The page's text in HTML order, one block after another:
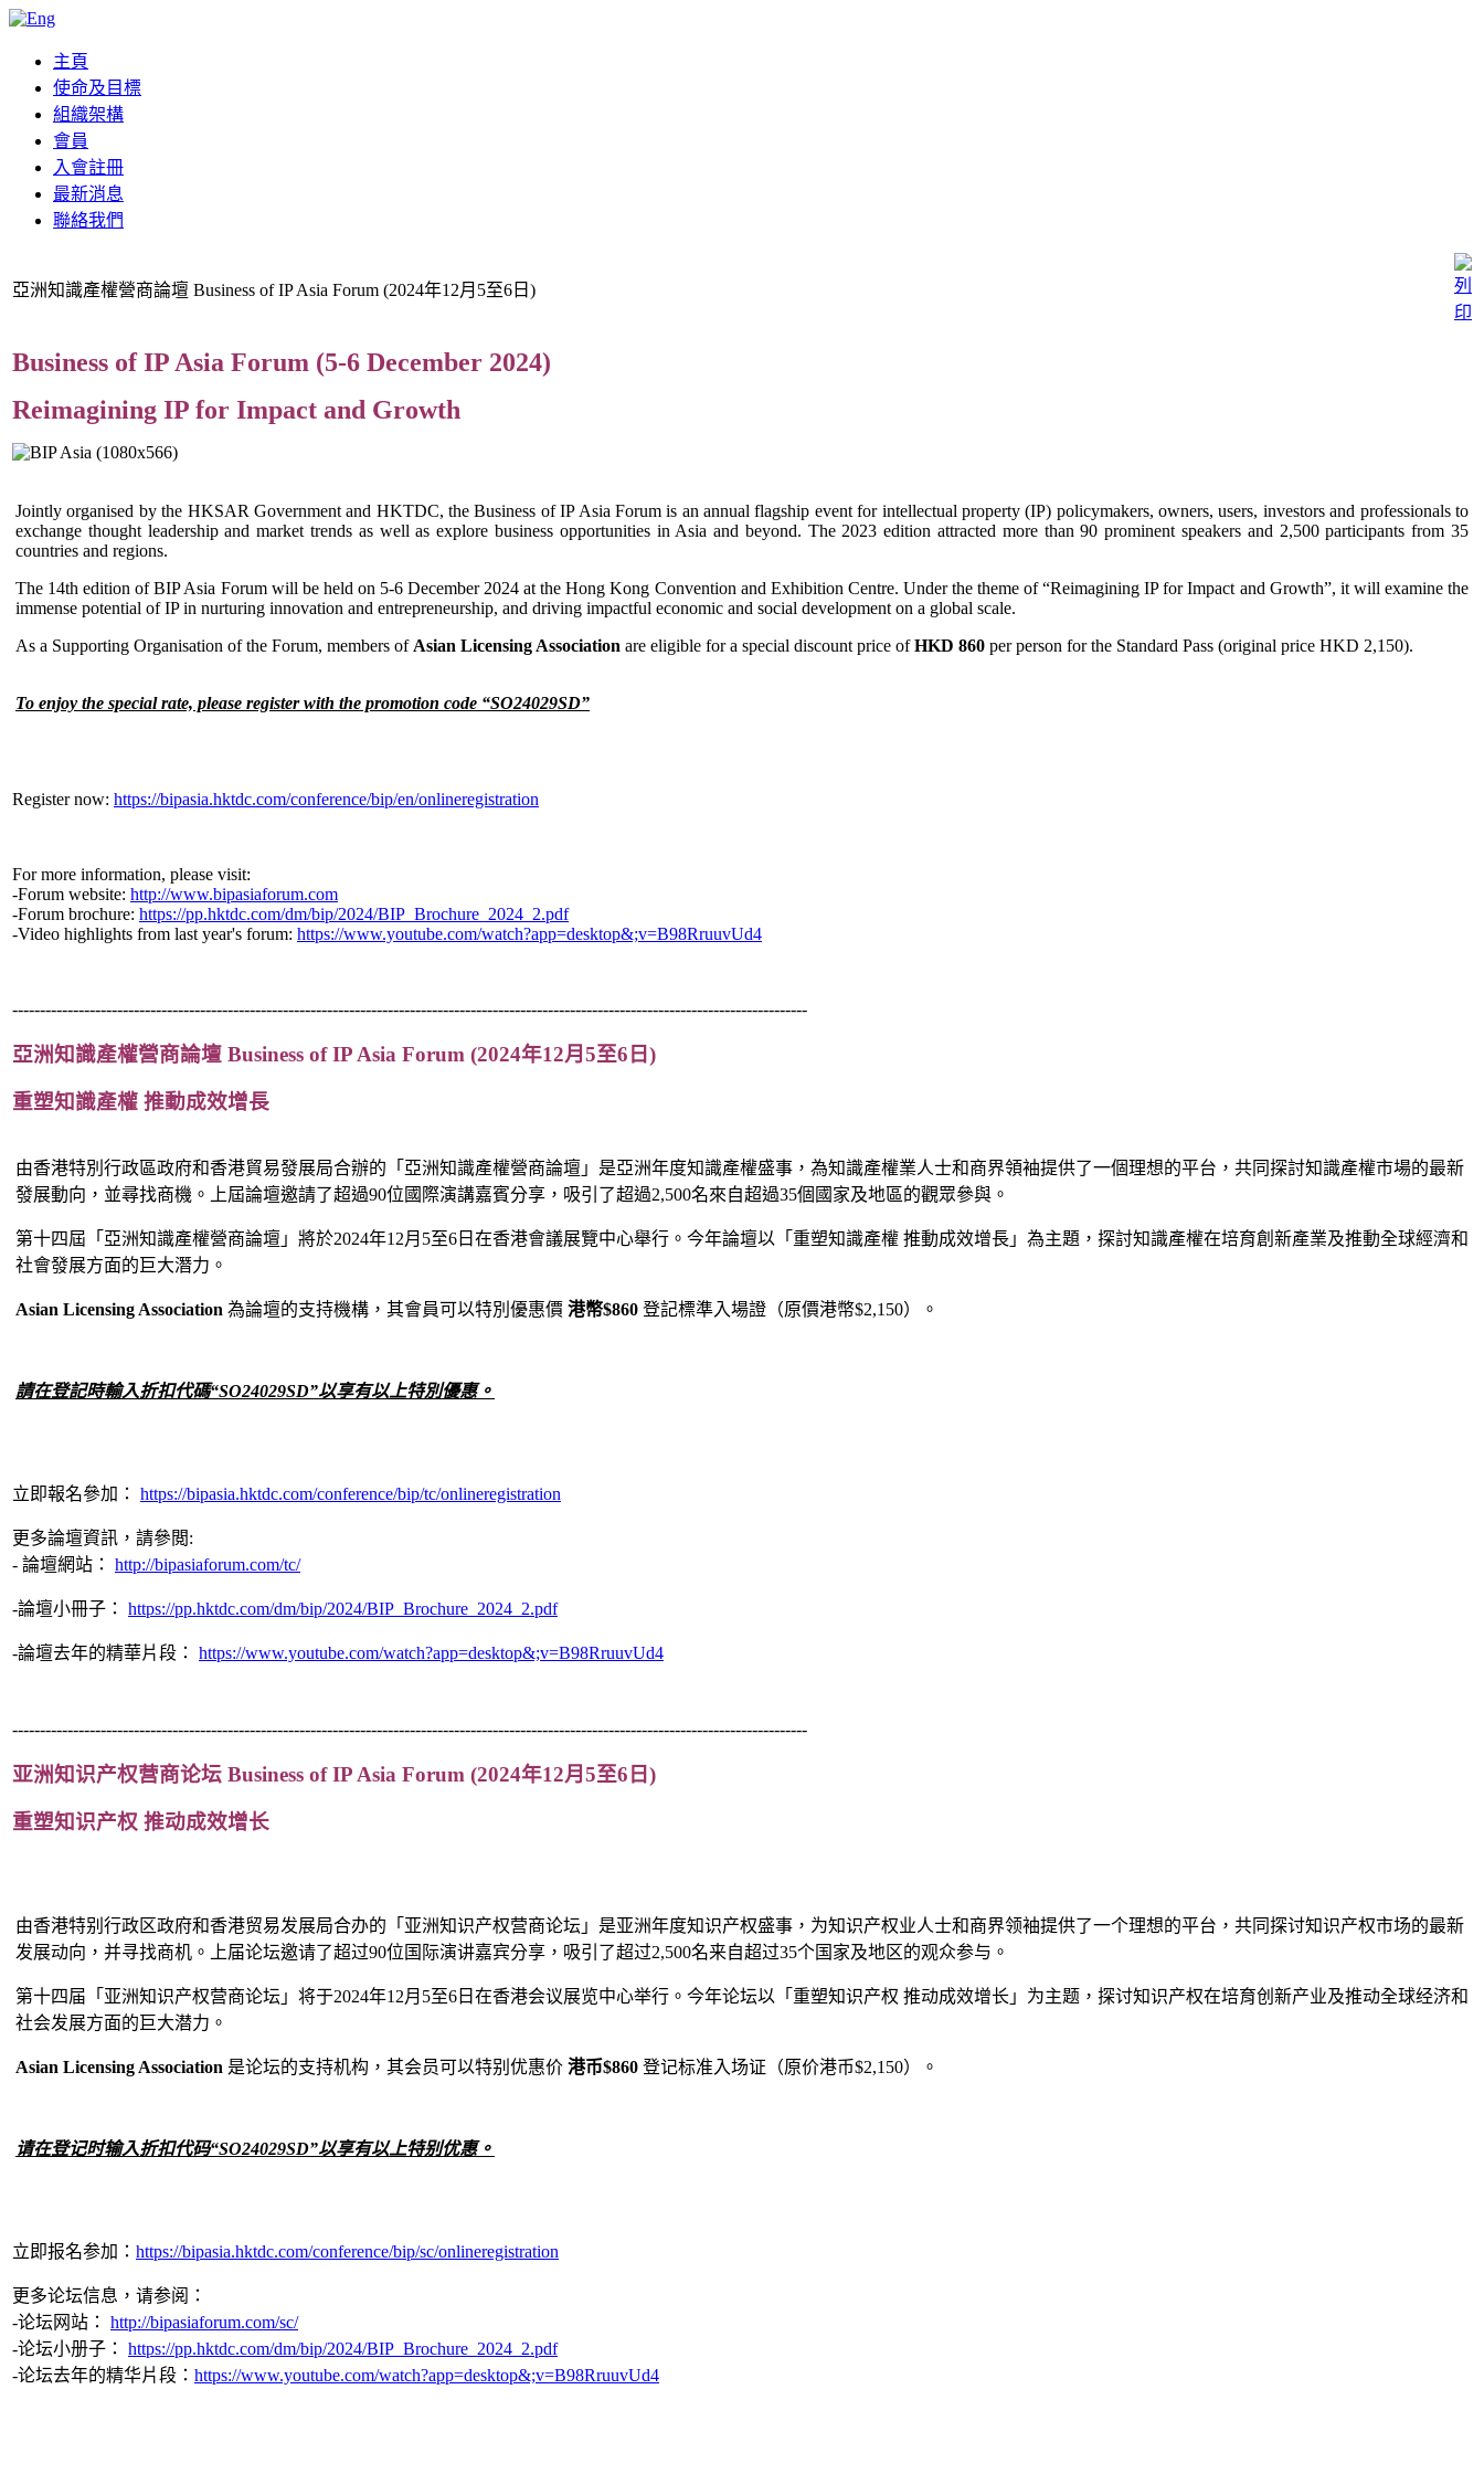
主頁
使命及目標
組織架構
會員
入會註冊
最新消息
聯絡我們
亞洲知識產權營商論壇 Business of IP Asia Forum (2024年12月5至6日)
Business of IP Asia Forum (5-6 December 2024)
Reimagining IP for Impact and Growth
Jointly organised by the HKSAR Government and HKTDC, the Business of IP Asia Forum is an annual flagship event for intellectual property (IP) policymakers, owners, users, investors and professionals to
exchange thought leadership and market trends as well as explore business opportunities in Asia and beyond. The 2023 edition attracted more than 90 prominent speakers and 2,500 participants from 35
countries and regions.
The 14th edition of BIP Asia Forum will be held on 5-6 December 2024 at the Hong Kong Convention and Exhibition Centre. Under the theme of “Reimagining IP for Impact and Growth”, it will examine the
immense potential of IP in nurturing innovation and entrepreneurship, and driving impactful economic and social development on a global scale.
As a Supporting Organisation of the Forum, members of Asian Licensing Association are eligible for a special discount price ofHKD 860 per person for the Standard Pass (original price HKD 2,150).
To enjoy the special rate, please register with the promotion code “SO24029SD”
Register now: https://bipasia.hktdc.com/conference/bip/en/onlineregistration
For more information, please visit:
-Forum website: http://www.bipasiaforum.com
-Forum brochure: https://pp.hktdc.com/dm/bip/2024/BIP_Brochure_2024_2.pdf
-Video highlights from last year's forum: https://www.youtube.com/watch?app=desktop&;v=B98RruuvUd4
------------------------------------------------------------------------------------------------------------------------------------------------
亞洲知識產權營商論壇 Business of IP Asia Forum (2024年12月5至6日)
重塑知識產權 推動成效增長
由香港特別行政區政府和香港貿易發展局合辦的「亞洲知識產權營商論壇」是亞洲年度知識產權盛事，為知識產權業人士和商界領袖提供了一個理想的平台，共同探討知識產權市場的最新
發展動向，並尋找商機。上屆論壇邀請了超過90位國際演講嘉賓分享，吸引了超過2,500名來自超過35個國家及地區的觀眾參與。
第十四屆「亞洲知識產權營商論壇」將於2024年12月5至6日在香港會議展覽中心舉行。今年論壇以「重塑知識產權 推動成效增長」為主題，探討知識產權在培育創新產業及推動全球經濟和
社會發展方面的巨大潛力。
Asian Licensing Association 為論壇的支持機構，其會員可以特別優惠價 港幣$860 登記標準入場證（原價港幣$2,150）。
請在登記時輸入折扣代碼“SO24029SD”以享有以上特別優惠。
立即報名參加： https://bipasia.hktdc.com/conference/bip/tc/onlineregistration
更多論壇資訊，請參閲:
- 論壇網站： http://bipasiaforum.com/tc/
-論壇小冊子： https://pp.hktdc.com/dm/bip/2024/BIP_Brochure_2024_2.pdf
-論壇去年的精華片段： https://www.youtube.com/watch?app=desktop&;v=B98RruuvUd4
------------------------------------------------------------------------------------------------------------------------------------------------
亚洲知识产权营商论坛 Business of IP Asia Forum (2024年12月5至6日)
重塑知识产权 推动成效增长
由香港特别行政区政府和香港贸易发展局合办的「亚洲知识产权营商论坛」是亚洲年度知识产权盛事，为知识产权业人士和商界领袖提供了一个理想的平台，共同探讨知识产权市场的最新
发展动向，并寻找商机。上届论坛邀请了超过90位国际演讲嘉宾分享，吸引了超过2,500名来自超过35个国家及地区的观众参与。
第十四届「亚洲知识产权营商论坛」将于2024年12月5至6日在香港会议展览中心举行。今年论坛以「重塑知识产权 推动成效增长」为主题，探讨知识产权在培育创新产业及推动全球经济和
社会发展方面的巨大潜力。
Asian Licensing Association 是论坛的支持机构，其会员可以特别优惠价 港币$860 登记标准入场证（原价港币$2,150）。
请在登记时输入折扣代码“SO24029SD”以享有以上特别优惠。
立即报名参加： https://bipasia.hktdc.com/conference/bip/sc/onlineregistration
更多论坛信息，请参阅：
-论坛网站： http://bipasiaforum.com/sc/
-论坛小册子： https://pp.hktdc.com/dm/bip/2024/BIP_Brochure_2024_2.pdf
-论坛去年的精华片段： https://www.youtube.com/watch?app=desktop&;v=B98RruuvUd4